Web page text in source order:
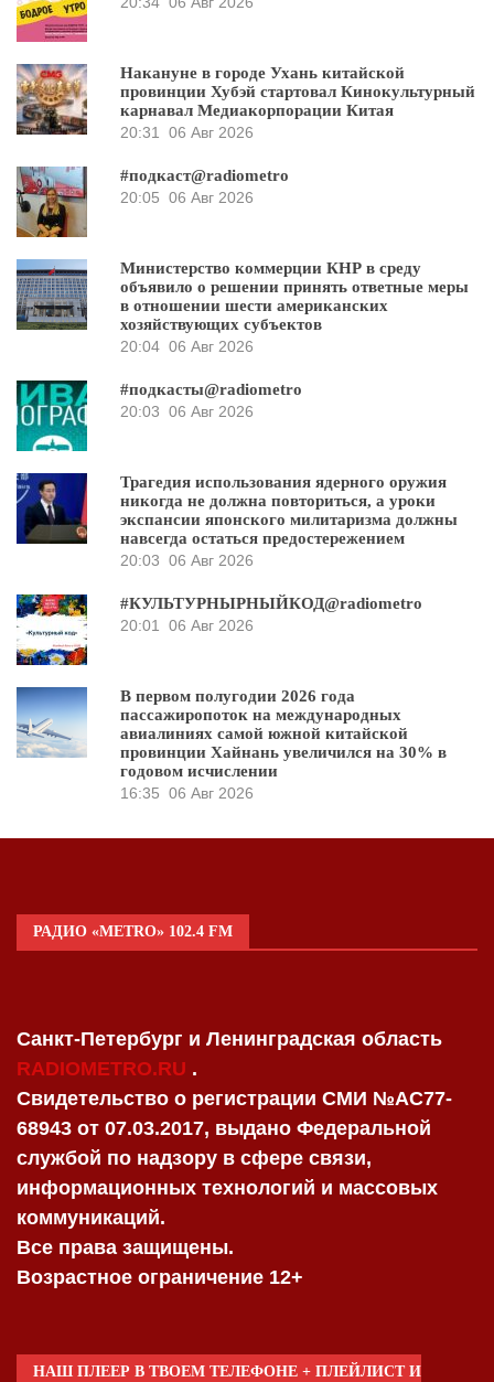
Накануне в городе Ухань китайской
провинции Хубэй стартовал Кинокультурный
карнавал Медиакорпорации Китая
20:31
06 Авг 2026
#подкаст@radiometro
20:05 06 Авг 2026
Министерство коммерции КНР в среду
объявило о решении принять ответные меры
в отношении шести американских
хозяйствующих субъектов
20:04 06 Авг 2026
#подкасты@radiometro
20:03 06 Авг 2026
Трагедия использования ядерного оружия
никогда не должна повториться, а уроки
экспансии японского милитаризма должны
навсегда остаться предостережением
20:03 06 Авг 2026
#КУЛЬТУРНЫРНЫЙКОД@radiometro
20:01
06 Авг 2026
В первом полугодии 2026 года
пассажиропоток на международных
авиалиниях самой южной китайской
провинции Хайнань увеличился на 30% в
годовом исчислении
16:35 06 Авг 2026
РАДИО «METRO» 102.4 FM
Санкт-Петербург и Ленинградская область
RADIOMETRO.RU .
Свидетельство о регистрации СМИ №AC77-
68943 от 07.03.2017, выдано Федеральной
службой по надзору в сфере связи,
информационных технологий и массовых
коммуникаций.
Все права защищены.
Возрастное ограничение 12+
НАШ ПЛЕЕР В ТВОЕМ ТЕЛЕФОНЕ + ПЛЕЙЛИСТ И